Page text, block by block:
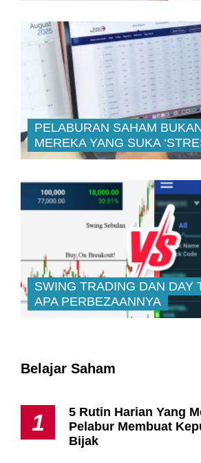
PELABURAN SAHAM
MEREKA YANG SUKA
SWING TRADING DAN DAY
APA PERBEZAANNYA
Belajar Saham
1
5 Rutin Harian Yang
Pelabur Membuat
Bijak